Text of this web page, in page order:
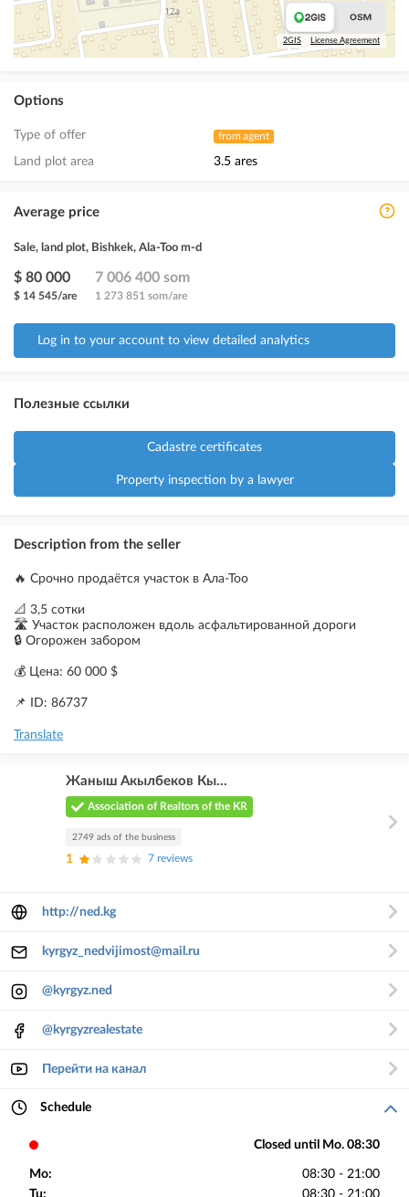
2GIS License Agreement
Options
Type of offer from agent
Land plot area 3.5 ares
Average price
Sale, land plot, Bishkek, Ala-Too m-d
$ 80 000
$ 14 545/are
7 006 400 som
1 273 851 som/are
Log in to your account to view detailed analytics
Полезные ссылки
Cadastre certificates
Property inspection by a lawyer
Description from the seller
🔥 Срочно продаётся участок в Ала-Тоо
📐 3,5 сотки
🛣 Участок расположен вдоль асфальтированной дороги
🔒 Огорожен забором
💰 Цена: 60 000 $
📌 ID: 86737
Translate
Жаныш Акылбеков Кы...
Association of Realtors of the KR
2749 ads of the business
1 7 reviews
http://ned.kg
kyrgyz_nedvijimost@mail.ru
@kyrgyz.ned
@kyrgyzrealestate
Перейти на канал
Schedule
Closed until Mo. 08:30
Mo:
08:30 - 21:00
Tu:
08:30 - 21:00